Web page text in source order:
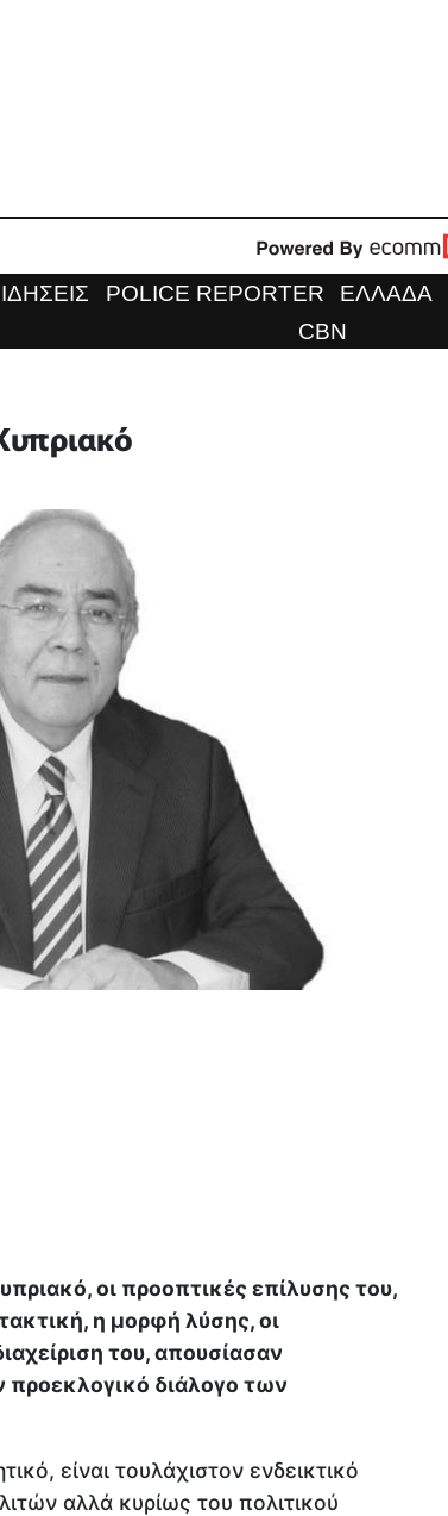
POLICE REPORTER ΕΛΛΑΔΑ
CBN
οι προοπτικές επίλυσης του,
η μορφή λύσης, οι
του, απουσίασαν
διάλογο των
είναι τουλάχιστον ενδεικτικό
αλλά κυρίως του πολιτικού